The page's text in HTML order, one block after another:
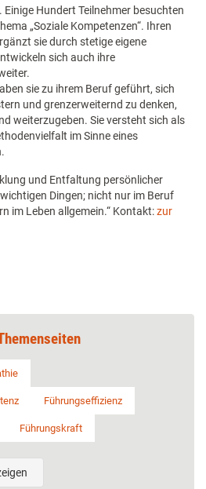
Hundert Teilnehmer besuchten
„Soziale Kompetenzen“. Ihren
sie durch stetige eigene
sich auch ihre
sie zu ihrem Beruf geführt, sich
und grenzerweiternd zu denken,
weiterzugeben. Sie versteht sich als
im Sinne eines
und Entfaltung persönlicher
Dingen; nicht nur im Beruf
im Leben allgemein.“ Kontakt:zur
Führungseffizienz
Führungskraft